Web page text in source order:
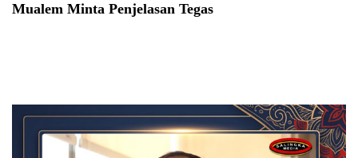
Mualem Minta Penjelasan Tegas